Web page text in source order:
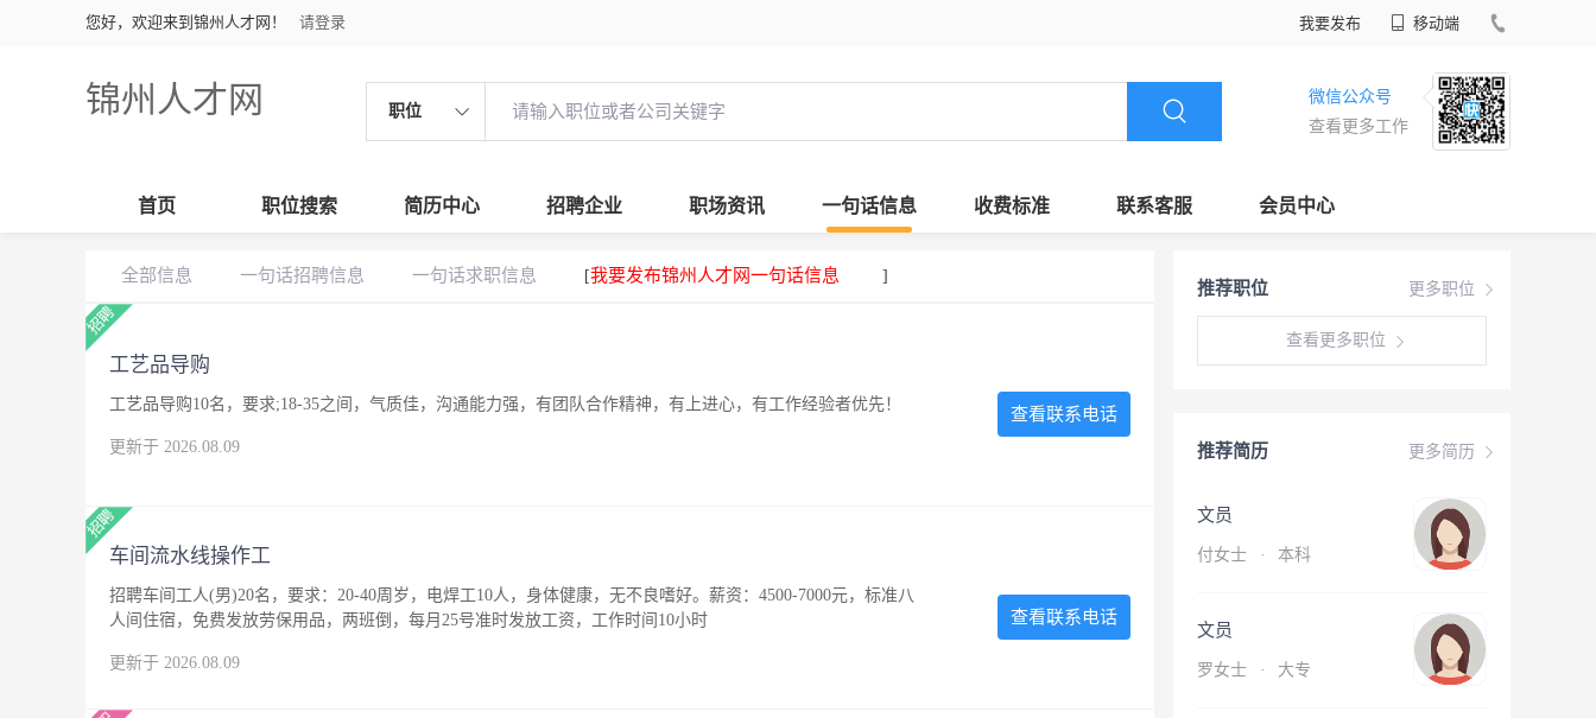
您好，欢迎来到锦州人才网！ 请登录 我要发布 移动端
锦州人才网 职位
微信公众号
查看更多工作
首页 职位搜索 简历中心 招聘企业 职场资讯 一句话信息 收费标准 联系客服 会员中心
更多职位
推荐职位
查看更多职位
更多简历
推荐简历
文员
付女士 · 本科
文员
罗女士 · 大专
全部信息 一句话招聘信息 一句话求职信息 [我要发布锦州人才网一句话信息 ]
工艺品导购
工艺品导购10名，要求;18-35之间，气质佳，沟通能力强，有团队合作精神，有上进心，有工作经验者优先！
更新于 2026.08.09
查看联系电话
车间流水线操作工
招聘车间工人(男)20名，要求：20-40周岁，电焊工10人，身体健康，无不良嗜好。薪资：4500-7000元，标准八
人间住宿，免费发放劳保用品，两班倒，每月25号准时发放工资，工作时间10小时
更新于 2026.08.09
查看联系电话